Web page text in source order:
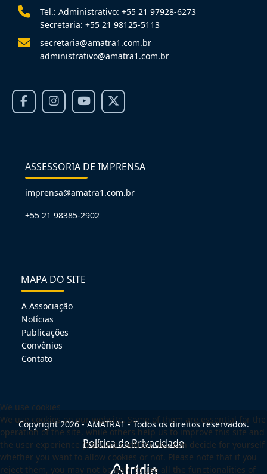
Tel.: Administrativo: +55 21 97928-6273
Secretaria: +55 21 98125-5113
secretaria@amatra1.com.br
administrativo@amatra1.com.br
ASSESSORIA DE IMPRENSA
imprensa@amatra1.com.br
+55 21 98385-2902
MAPA DO SITE
A Associação
Notícias
Publicações
Convênios
Contato
Copyright 2026 - AMATRA1 - Todos os direitos reservados.
Política de Privacidade
We use cookies
We use cookies on our website. Some of them are essential for the
operation of the site, while others help us to improve this site and
the user experience (tracking cookies). You can decide for yourself
whether you want to allow cookies or not. Please note that if you
reject them, you may not be able to use all the functionalities of